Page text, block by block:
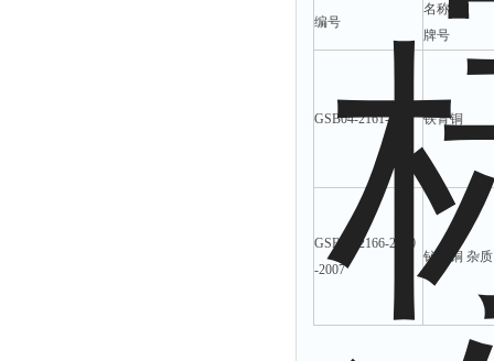
编号
名称
牌号
GSB04-2161-2007 铁青铜
GSB04-2166-2170
-2007
铋黄铜 杂质